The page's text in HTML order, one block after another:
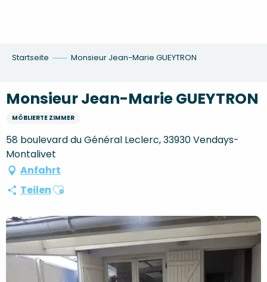
Startseite Monsieur Jean-Marie GUEYTRON
Monsieur Jean-Marie GUEYTRON
MÖBLIERTE ZIMMER
58 boulevard du Général Leclerc, 33930 Vendays-
Montalivet
Anfahrt
TeilenAjouter aux favoris